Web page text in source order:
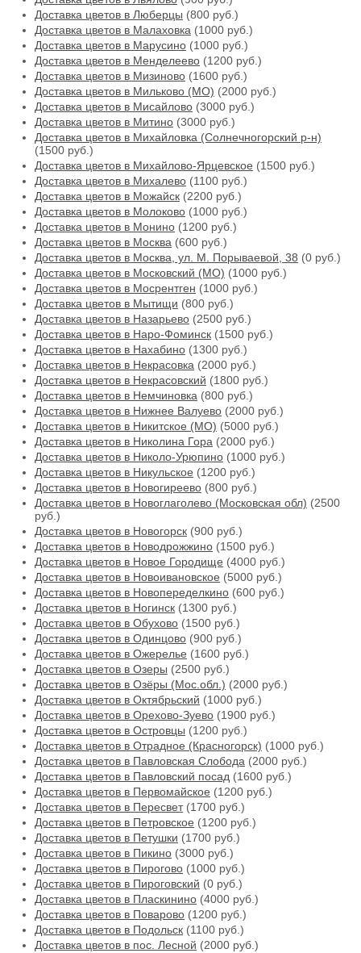
Доставка цветов в Люберцы (800 руб.)
Доставка цветов в Малаховка (1000 руб.)
Доставка цветов в Марусино (1000 руб.)
Доставка цветов в Менделеево (1200 руб.)
Доставка цветов в Мизиново (1600 руб.)
Доставка цветов в Мильково (МО) (2000 руб.)
Доставка цветов в Мисайлово (3000 руб.)
Доставка цветов в Митино (3000 руб.)
Доставка цветов в Михайловка (Солнечногорский р-н)
(1500 руб.)
Доставка цветов в Михайлово-Ярцевское (1500 руб.)
Доставка цветов в Михалево (1100 руб.)
Доставка цветов в Можайск (2200 руб.)
Доставка цветов в Молоково (1000 руб.)
Доставка цветов в Монино (1200 руб.)
Доставка цветов в Москва (600 руб.)
Доставка цветов в Москва, ул. М. Порываевой, 38 (0 руб.)
Доставка цветов в Московский (МО) (1000 руб.)
Доставка цветов в Мосрентген (1000 руб.)
Доставка цветов в Мытищи (800 руб.)
Доставка цветов в Назарьево (2500 руб.)
Доставка цветов в Наро-Фоминск (1500 руб.)
Доставка цветов в Нахабино (1300 руб.)
Доставка цветов в Некрасовка (2000 руб.)
Доставка цветов в Некрасовский (1800 руб.)
Доставка цветов в Немчиновка (800 руб.)
Доставка цветов в Нижнее Валуево (2000 руб.)
Доставка цветов в Никитское (МО) (5000 руб.)
Доставка цветов в Николина Гора (2000 руб.)
Доставка цветов в Николо-Урюпино (1000 руб.)
Доставка цветов в Никульское (1200 руб.)
Доставка цветов в Новогиреево (800 руб.)
Доставка цветов в Новоглаголево (Московская обл) (2500
руб.)
Доставка цветов в Новогорск (900 руб.)
Доставка цветов в Новодрожжино (1500 руб.)
Доставка цветов в Новое Городище (4000 руб.)
Доставка цветов в Новоивановское (5000 руб.)
Доставка цветов в Новопеределкино (600 руб.)
Доставка цветов в Ногинск (1300 руб.)
Доставка цветов в Обухово (1500 руб.)
Доставка цветов в Одинцово (900 руб.)
Доставка цветов в Ожерелье (1600 руб.)
Доставка цветов в Озеры (2500 руб.)
Доставка цветов в Озёры (Мос.обл.) (2000 руб.)
Доставка цветов в Октябрьский (1000 руб.)
Доставка цветов в Орехово-Зуево (1900 руб.)
Доставка цветов в Островцы (1200 руб.)
Доставка цветов в Отрадное (Красногорск) (1000 руб.)
Доставка цветов в Павловская Слобода (2000 руб.)
Доставка цветов в Павловский посад (1600 руб.)
Доставка цветов в Первомайское (1200 руб.)
Доставка цветов в Пересвет(1700 руб.)
Доставка цветов в Петровское (1200 руб.)
Доставка цветов в Петушки (1700 руб.)
Доставка цветов в Пикино (3000 руб.)
Доставка цветов в Пирогово (1000 руб.)
Доставка цветов в Пироговский (0 руб.)
Доставка цветов в Пласкинино (4000 руб.)
Доставка цветов в Поварово (1200 руб.)
Доставка цветов в Подольск (1100 руб.)
Доставка цветов в пос. Лесной (2000 руб.)